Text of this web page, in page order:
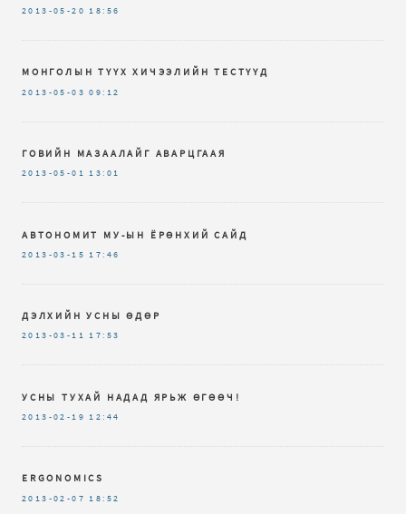
2013-05-20 18:56
МОНГОЛЫН ТҮҮХ ХИЧЭЭЛИЙН ТЕСТҮҮД
2013-05-03 09:12
ГОВИЙН МАЗААЛАЙГ АВАРЦГААЯ
2013-05-01 13:01
АВТОНОМИТ МУ-ЫН ЁРӨНХИЙ САЙД
2013-03-15 17:46
ДЭЛХИЙН УСНЫ ӨДӨР
2013-03-11 17:53
УСНЫ ТУХАЙ НАДАД ЯРЬЖ ӨГӨӨЧ!
2013-02-19 12:44
ERGONOMICS
2013-02-07 18:52